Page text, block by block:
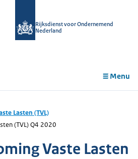
Rijksdienst voor Ondernemend
Nederland
Menu
Lasten (TVL)
(TVL) Q4 2020
Vaste Lasten